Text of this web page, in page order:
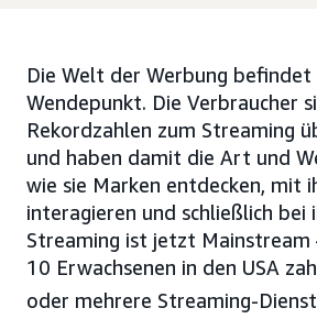
Die Welt der Werbung befindet
Wendepunkt. Die Verbraucher
Rekordzahlen zum Streaming
und haben damit die Art und
wie sie Marken entdecken, mit
interagieren und schließlich bei
Streaming ist jetzt Mainstream
10 Erwachsenen in den USA
oder mehrere Streaming-